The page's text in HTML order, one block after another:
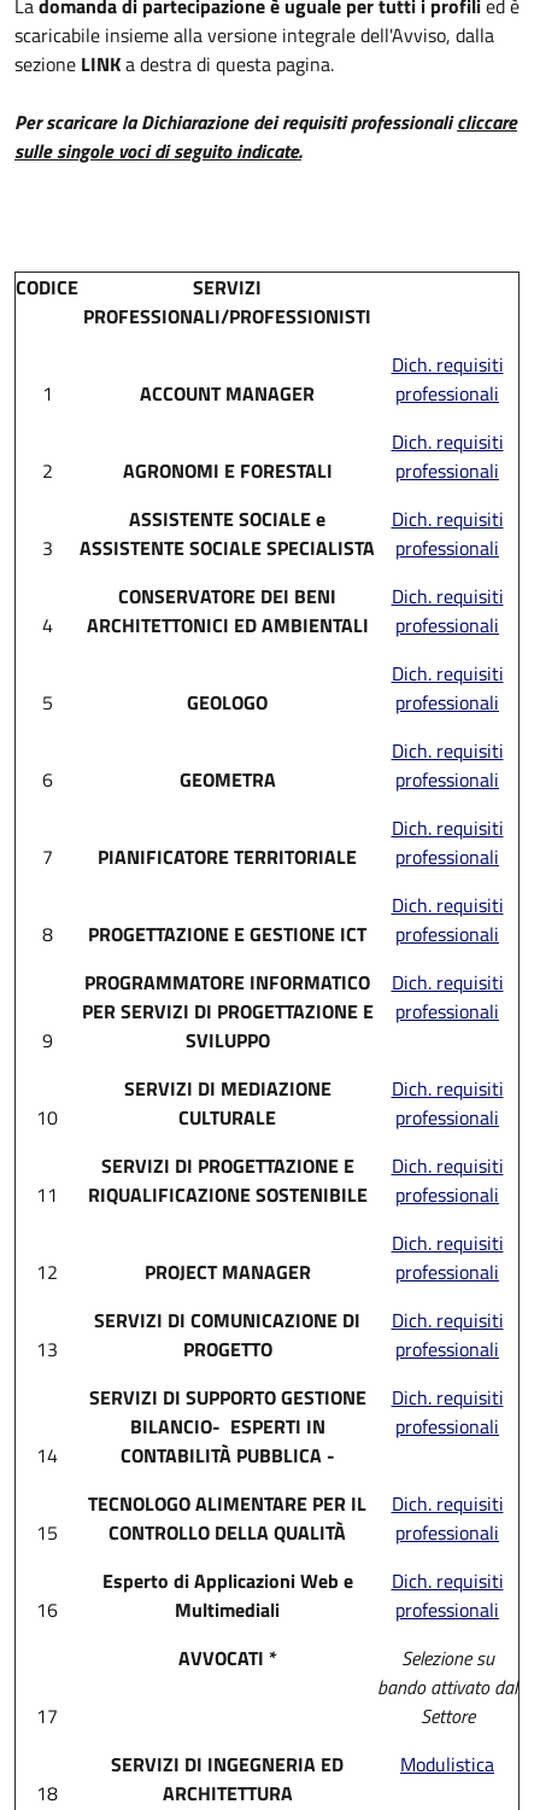
Ladomanda di partecipazione è uguale per tutti i profilied è
scaricabile insieme alla versione integrale dell'Avviso, dalla
sezione LINKa destra di questa pagina.
Per scaricare la Dichiarazione dei requisiti professionalicliccare
sulle singole voci di seguito indicate.
CODICE
SERVIZI
PROFESSIONALI/PROFESSIONISTI
1 ACCOUNT MANAGER
Dich. requisiti
professionali
2 AGRONOMI E FORESTALI
Dich. requisiti
professionali
3
ASSISTENTE SOCIALE e
ASSISTENTE SOCIALE SPECIALISTA
Dich. requisiti
professionali
4
CONSERVATORE DEI BENI
ARCHITETTONICI ED AMBIENTALI
Dich. requisiti
professionali
5 GEOLOGO
Dich. requisiti
professionali
6 GEOMETRA
Dich. requisiti
professionali
7 PIANIFICATORE TERRITORIALE
Dich. requisiti
professionali
8 PROGETTAZIONE E GESTIONE ICT
Dich. requisiti
professionali
9
PROGRAMMATORE INFORMATICO
PER SERVIZI DI PROGETTAZIONE E
SVILUPPO
Dich. requisiti
professionali
10
SERVIZI DI MEDIAZIONE
CULTURALE
Dich. requisiti
professionali
11
SERVIZI DI PROGETTAZIONE E
RIQUALIFICAZIONE SOSTENIBILE
Dich. requisiti
professionali
12 PROJECT MANAGER
Dich. requisiti
professionali
13
SERVIZI DI COMUNICAZIONE DI
PROGETTO
Dich. requisiti
professionali
14
SERVIZI DI SUPPORTO GESTIONE
BILANCIO- ESPERTI IN
CONTABILITÀ PUBBLICA -
Dich. requisiti
professionali
15
TECNOLOGO ALIMENTARE PER IL
CONTROLLO DELLA QUALITÀ
Dich. requisiti
professionali
16
Esperto di Applicazioni Web e
Multimediali
Dich. requisiti
professionali
17
AVVOCATI *
Selezione su
bando attivato dal
Settore
18
SERVIZI DI INGEGNERIA ED
ARCHITETTURA
Modulistica